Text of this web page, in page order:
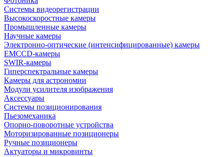
Cистемы видеорегистрации
Высокоскоростные камеры
Промышленные камеры
Научные камеры
Электронно-оптические (интенсифицированные) камеры
EMCCD-камеры
SWIR-камеры
Гиперспектральные камеры
Камеры для астрономии
Модули усилителя изображения
Аксессуары
Системы позиционирования
Пьезомеханика
Опорно-поворотные устройства
Моторизированные позиционеры
Ручные позиционеры
Актуаторы и микровинты